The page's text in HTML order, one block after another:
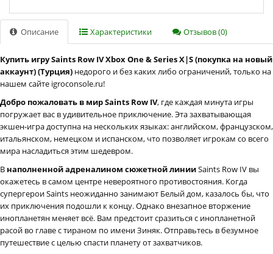
Описание Характеристики Отзывов (0)
Купить игру Saints Row IV Xbox One & Series X|S (покупка на новый
аккаунт) (Турция) недорого и без каких либо ограничений, только на
нашем сайте igroconsole.ru!
Добро пожаловать в мир Saints Row IV, где каждая минута игры
погружает вас в удивительное приключение. Эта захватывающая
экшен-игра доступна на нескольких языках: английском, французском,
итальянском, немецком и испанском, что позволяет игрокам со всего
мира насладиться этим шедевром.
В наполненной адреналином сюжетной линииSaints Row IV вы
окажетесь в самом центре невероятного противостояния. Когда
супергерои Saints неожиданно занимают Белый дом, казалось бы, что
их приключения подошли к концу. Однако внезапное вторжение
инопланетян меняет всё. Вам предстоит сразиться с инопланетной
расой во главе с тираном по имени Зиняк. Отправьтесь в безумное
путешествие с целью спасти планету от захватчиков.